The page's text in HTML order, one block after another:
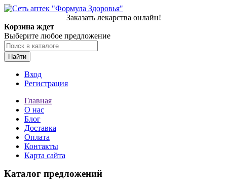
Заказать лекарства онлайн!
Корзина ждет
Выберите любое предложение
Найти
Вход
Регистрация
Главная
О нас
Блог
Доставка
Оплата
Контакты
Карта сайта
Каталог предложений